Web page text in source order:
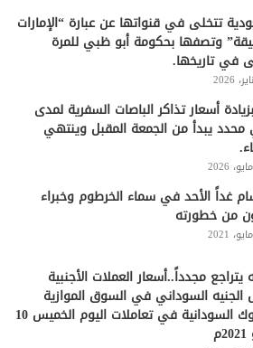
تتخلى في قنواتها عن عبارة “الإمارات
وتصفها بحكومة أبو ظبي للمرة
في تاريخها.
أسعار تذاكر الباصات السفرية لمدى
محدد يبدأ من الجمعة المقبل وينتهي
غداً الأحد في سماء الخرطوم وخبراء
من خطورته
يتراجع مجدداً..أسعار العملات الأجنبية
الجنيه السوداني في السوق الموازية
والبنوك السودانية في تعاملات اليوم الخميس 10